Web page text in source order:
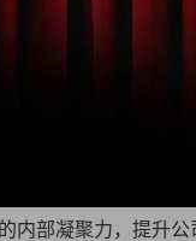
内部凝聚力，提升